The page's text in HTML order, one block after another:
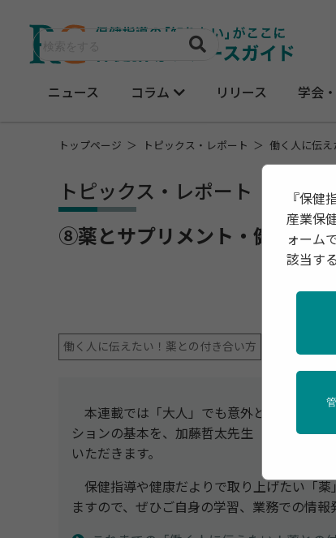
ニュース コラム リリース 学会
トップページ トピックス・レポート 働く人に伝え
トピックス・レポート
⑧薬とサプリメント・健康食品
働く人に伝えたい！薬との付き合い方
本連載では「大人」でも意外と知らない「
ションの基本を、加藤哲太先生（日本くす
いただきます。
保健指導や健康だよりで取り上げたい「薬
ますので、ぜひご自身の学習、業務での情報
『保健
産業保
ォームで
該当す